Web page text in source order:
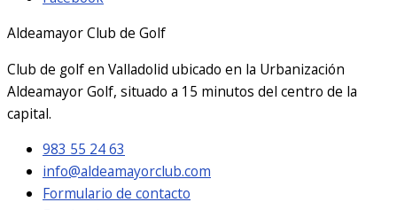
Aldeamayor Club de Golf
Club de golf en Valladolid ubicado en la Urbanización
Aldeamayor Golf, situado a 15 minutos del centro de la
capital.
983 55 24 63
info@aldeamayorclub.com
Formulario de contacto